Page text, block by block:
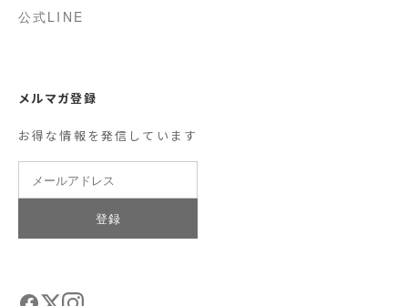
公式LINE
メルマガ登録
お得な情報を発信しています
登録